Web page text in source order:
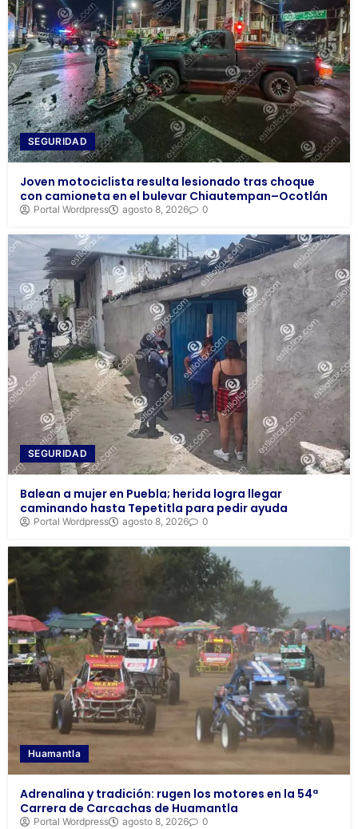
SEGURIDAD
Joven motociclista resulta lesionado tras choque
con camioneta en el bulevar Chiautempan–Ocotlán
Portal Wordpress agosto 8, 2026 0
SEGURIDAD
Balean a mujer en Puebla; herida logra llegar
caminando hasta Tepetitla para pedir ayuda
Portal Wordpress agosto 8, 2026 0
Huamantla
Adrenalina y tradición: rugen los motores en la 54ª
Carrera de Carcachas de Huamantla
Portal Wordpress agosto 8, 2026 0